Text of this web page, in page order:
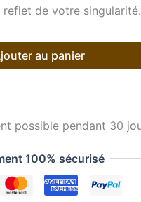
de votre singularité.
au panier
possible pendant 30
100% sécurisé